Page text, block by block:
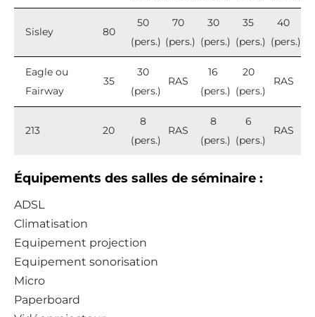
Sisley 80
50
(pers.)
70
(pers.)
30
(pers.)
35
(pers.)
40
(pers.)
Eagle ou
Fairway
35
30
(pers.)
RAS
16
(pers.)
20
(pers.)
RAS
213 20
8
(pers.)
RAS
8
(pers.)
6
(pers.)
RAS
Équipements des salles de séminaire :
ADSL
Climatisation
Equipement projection
Equipement sonorisation
Micro
Paperboard